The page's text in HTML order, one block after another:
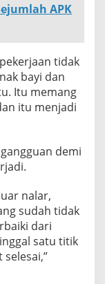
APK
tidak
bayi dan
Itu memang
itu menjadi
demi
nalar,
sudah tidak
dari
satu titik